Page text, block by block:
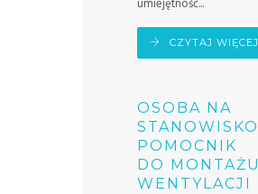
umiejętność...
CZYTAJ WIĘCEJ
OSOBA NA
STANOWISKO
POMOCNIK
DO MONTAŻU
WENTYLACJI